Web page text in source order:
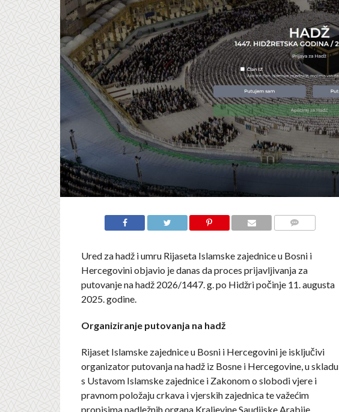
Ured za hadž i umru Rijaseta Islamske zajednice u Bosni i
Hercegovini objavio je danas da proces prijavljivanja za
putovanje na hadž 2026/1447. g. po Hidžri počinje 11. augusta
2025. godine.
Organiziranje putovanja na hadž
Rijaset Islamske zajednice u Bosni i Hercegovini je isključivi
organizator putovanja na hadž iz Bosne i Hercegovine, u skladu
s Ustavom Islamske zajednice i Zakonom o slobodi vjere i
pravnom položaju crkava i vjerskih zajednica te važećim
propisima nadležnih organa Kraljevine Saudijske Arabije.